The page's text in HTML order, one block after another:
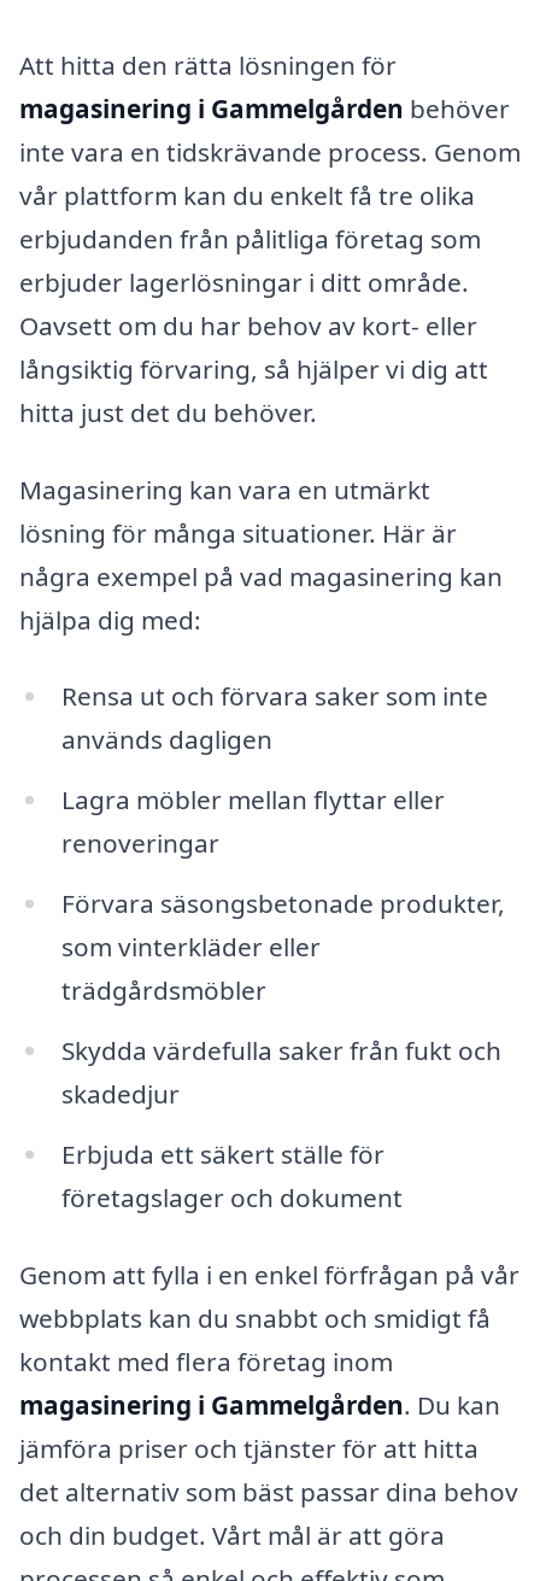
Att hitta den rätta lösningen för
magasinering i Gammelgården behöver
inte vara en tidskrävande process. Genom
vår plattform kan du enkelt få tre olika
erbjudanden från pålitliga företag som
erbjuder lagerlösningar i ditt område.
Oavsett om du har behov av kort- eller
långsiktig förvaring, så hjälper vi dig att
hitta just det du behöver.
Magasinering kan vara en utmärkt
lösning för många situationer. Här är
några exempel på vad magasinering kan
hjälpa dig med:
Rensa ut och förvara saker som inte
används dagligen
Lagra möbler mellan flyttar eller
renoveringar
Förvara säsongsbetonade produkter,
som vinterkläder eller
trädgårdsmöbler
Skydda värdefulla saker från fukt och
skadedjur
Erbjuda ett säkert ställe för
företagslager och dokument
Genom att fylla i en enkel förfrågan på vår
webbplats kan du snabbt och smidigt få
kontakt med flera företag inom
magasinering i Gammelgården. Du kan
jämföra priser och tjänster för att hitta
det alternativ som bäst passar dina behov
och din budget. Vårt mål är att göra